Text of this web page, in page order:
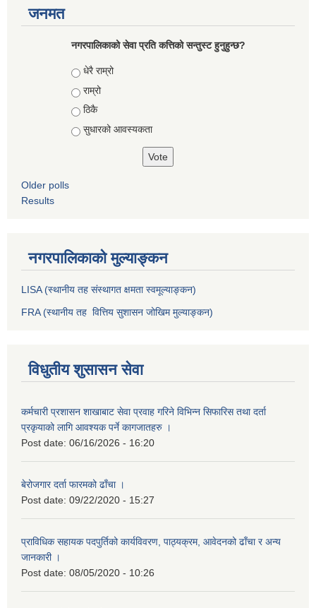
जनमत
नगरपालिकाको सेवा प्रति कत्तिको सन्तुस्ट हुनुहुन्छ?
Choices
धेरै राम्रो
राम्रो
ठिकै
सुधारको आवस्यकता
Older polls
Results
नगरपालिकाको मुल्याङ्कन
LISA (स्थानीय तह संस्थागत क्षमता स्वमूल्याङ्कन)
FRA (स्थानीय तह वित्तिय सुशासन जोखिम मुल्याङ्कन)
विधुतीय शुसासन सेवा
कर्मचारी प्रशासन शाखाबाट सेवा प्रवाह गरिने विभिन्न सिफारिस तथा दर्ता
प्रकृयाको लागि आवश्यक पर्ने कागजातहरु ।
Post date: 06/16/2026 - 16:20
बेरोजगार दर्ता फारमको ढाँचा ।
Post date: 09/22/2020 - 15:27
प्राविधिक सहायक पदपुर्तिको कार्यविवरण, पाठ्यक्रम, आवेदनको ढाँचा र अन्य
जानकारी ।
Post date: 08/05/2020 - 10:26